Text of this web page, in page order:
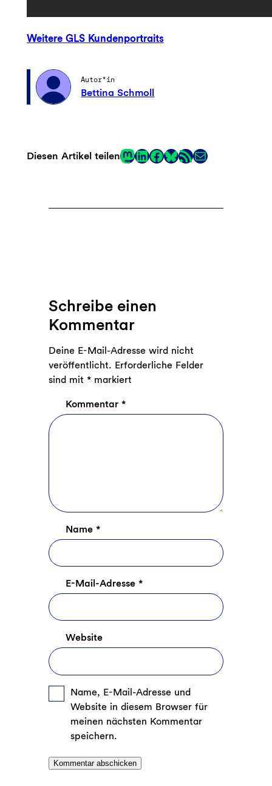
Weitere GLS Kundenportraits
Autor*in
Bettina Schmoll
Diesen Artikel teilenMastodon
LinkedIn
Facebook
LinkRSS-Feed
E-Mail
Schreibe einen
Kommentar
Deine E-Mail-Adresse wird nicht
veröffentlicht. Erforderliche Felder
sind mit *markiert
Kommentar *
Name *
E-Mail-Adresse *
Website
Name, E-Mail-Adresse und
Website in diesem Browser für
meinen nächsten Kommentar
speichern.